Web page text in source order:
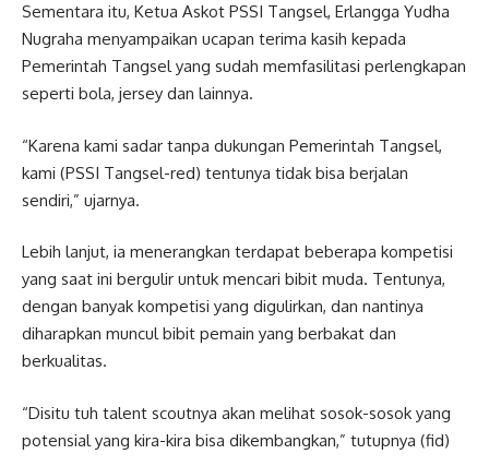
Sementara itu, Ketua Askot PSSI Tangsel, Erlangga Yudha
Nugraha menyampaikan ucapan terima kasih kepada
Pemerintah Tangsel yang sudah memfasilitasi perlengkapan
seperti bola, jersey dan lainnya.
“Karena kami sadar tanpa dukungan Pemerintah Tangsel,
kami (PSSI Tangsel-red) tentunya tidak bisa berjalan
sendiri,” ujarnya.
Lebih lanjut, ia menerangkan terdapat beberapa kompetisi
yang saat ini bergulir untuk mencari bibit muda. Tentunya,
dengan banyak kompetisi yang digulirkan, dan nantinya
diharapkan muncul bibit pemain yang berbakat dan
berkualitas.
“Disitu tuh talent scoutnya akan melihat sosok-sosok yang
potensial yang kira-kira bisa dikembangkan,” tutupnya (fid)